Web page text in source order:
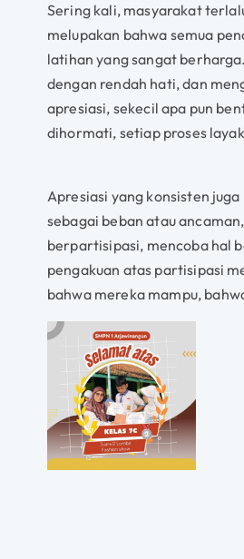
Sering kali, masyarakat
melupakan bahwa semua
latihan yang sangat
dengan rendah hati, dan
apresiasi, sekecil apa pun
dihormati, setiap proses
Apresiasi yang konsisten
sebagai beban atau
berpartisipasi, mencoba hal
pengakuan atas partisipasi
bahwa mereka mampu,